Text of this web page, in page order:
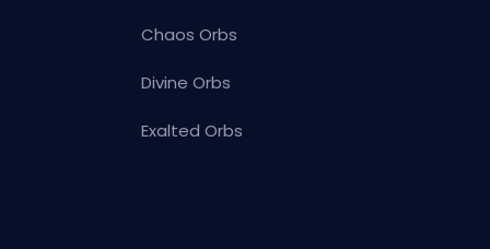
Chaos Orbs
Divine Orbs
Exalted Orbs